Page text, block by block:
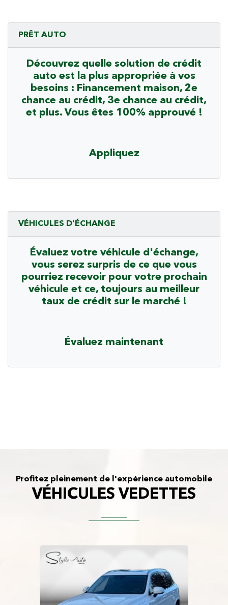
PRÊT AUTO
Découvrez quelle solution de crédit
auto est la plus appropriée à vos
besoins : Financement maison, 2e
chance au crédit, 3e chance au crédit,
et plus. Vous êtes 100% approuvé !
Appliquez
VÉHICULES D'ÉCHANGE
Évaluez votre véhicule d'échange,
vous serez surpris de ce que vous
pourriez recevoir pour votre prochain
véhicule et ce, toujours au meilleur
taux de crédit sur le marché !
Évaluez maintenant
Profitez pleinement de l'expérience automobile
VÉHICULES VEDETTES